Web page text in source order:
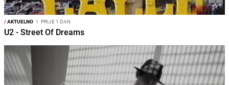
/AKTUELNO I PRIJE 1 DAN
U2 - Street Of Dreams